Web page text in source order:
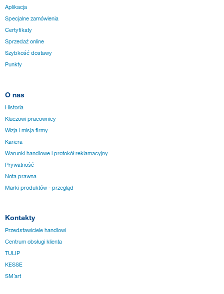
Aplikacja
Specjalne zamówienia
Certyfikaty
Sprzedaż online
Szybkość dostawy
Punkty
O nas
Historia
Kluczowi pracownicy
Wizja i misja firmy
Kariera
Warunki handlowe i protokół reklamacyjny
Prywatność
Nota prawna
Marki produktów - przegląd
Kontakty
Przedstawiciele handlowi
Centrum obsługi klienta
TULIP
KESSE
SM´art